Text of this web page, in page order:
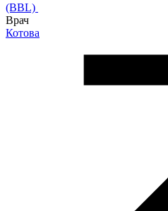
(BBL)
Врач
Котова